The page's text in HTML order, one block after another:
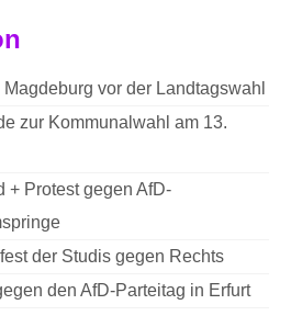
vor der Landtagswahl
zur Kommunalwahl am 13.
+ Protest gegen AfD-
der Studis gegen Rechts
den AfD-Parteitag in Erfurt